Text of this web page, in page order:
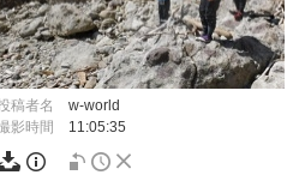
稿者名
w-world
影時間
11:05:35